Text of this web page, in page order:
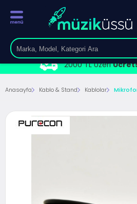
2000 TL Üzeri
Anasayfa Kablo & Stand Kablolar